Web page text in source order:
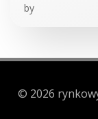
by
© 2026